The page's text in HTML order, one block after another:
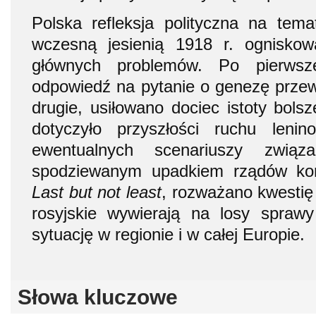
Polska refleksja polityczna na
wczesną jesienią 1918 r.
głównych problemów. Po
odpowiedź na pytanie o genezę
drugie, usiłowano dociec istoty
dotyczyło przyszłości ruchu
ewentualnych scenariuszy
spodziewanym upadkiem rządów
Last but not least, rozważano
rosyjskie wywierają na losy
sytuację w regionie i w całej Europie.
Słowa kluczowe